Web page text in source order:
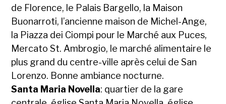
de Florence, le Palais Bargello, la Maison
Buonarroti, l’ancienne maison de Michel-Ange,
la Piazza dei Ciompi pour le Marché aux Puces,
Mercato St. Ambrogio, le marché alimentaire le
plus grand du centre-ville après celui de San
Lorenzo. Bonne ambiance nocturne.
Santa Maria Novella: quartier de la gare